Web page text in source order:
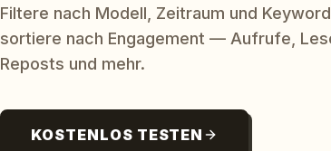
Filtere nach Modell, Zeitraum und
sortiere nach Engagement — Aufrufe,
Reposts und mehr.
KOSTENLOS TESTEN